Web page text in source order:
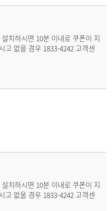
치하시면 10분 이내로 쿠폰이 지
고 없을 경우 1833-4242 고객센
치하시면 10분 이내로 쿠폰이 지
고 없을 경우 1833-4242 고객센